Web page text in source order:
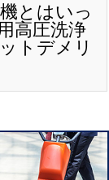
とはいっ
高圧洗浄
トデメリ